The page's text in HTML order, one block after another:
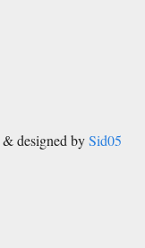
& designed bySid05